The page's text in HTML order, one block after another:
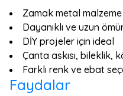
Zamak metal malzeme
Dayanıklı ve uzun
DİY projeler için ideal
Çanta askısı, bileklik,
Farklı renk ve ebat
Faydalar